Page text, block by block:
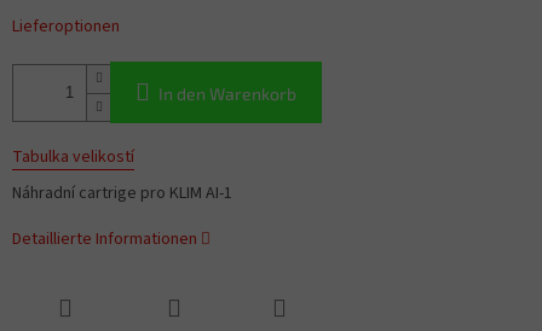
Lieferoptionen
In den Warenkorb
Tabulka velikostí
Náhradní cartrige pro KLIM AI-1
Detaillierte Informationen